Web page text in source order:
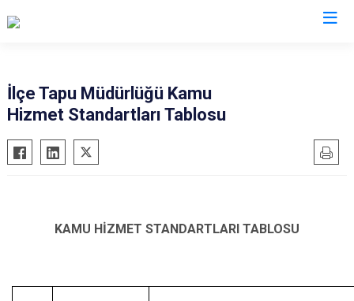
Alucra
Bulancak
Görele
Şebinkarahisar
İlçe Tapu Müdürlüğü Kamu
Hizmet Standartları Tablosu
KAMU HİZMET STANDARTLARI TABLOSU